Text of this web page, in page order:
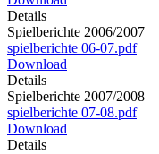
Details
Spielberichte 2006/2007
spielberichte 06-07.pdf
Download
Details
Spielberichte 2007/2008
spielberichte 07-08.pdf
Download
Details